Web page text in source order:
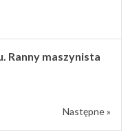
Ranny maszynista
Następne »